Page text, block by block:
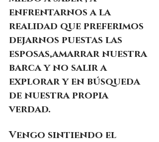
enfrentarnos a la
realidad que preferimos
dejarnos puestas las
esposas,amarrar nuestra
barca y no salir a
explorar y en búsqueda
de nuestra propia
verdad.
Vengo sintiendo el